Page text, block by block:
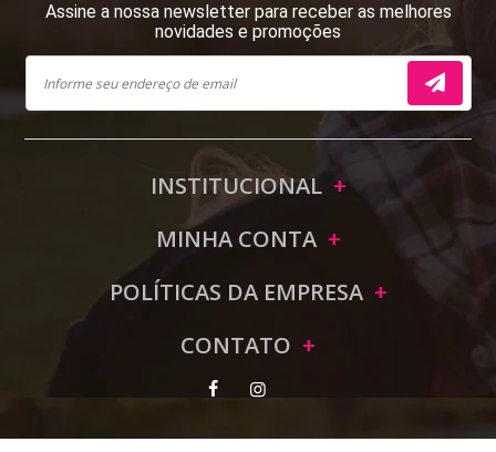
Assine a nossa newsletter para receber as melhores
novidades e promoções
INSTITUCIONAL
MINHA CONTA
POLÍTICAS DA EMPRESA
CONTATO